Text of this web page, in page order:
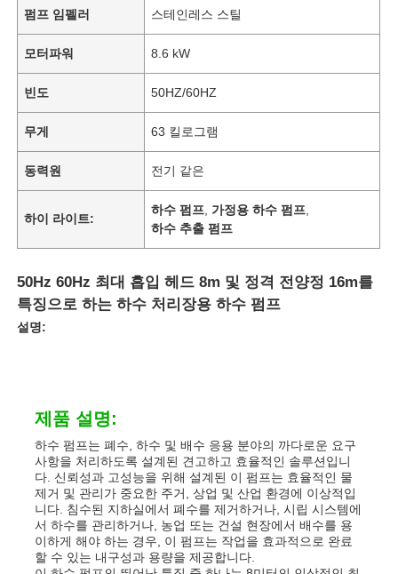
펌프 임펠러 스테인레스 스틸
모터파워 8.6 kW
빈도 50HZ/60HZ
무게 63 킬로그램
동력원 전기 같은
하이 라이트:
하수 펌프 가정용 하수 펌프
하수 추출 펌프
50Hz 60Hz 최대 흡입 헤드 8m 및 정격 전양정 16m를
특징으로 하는 하수 처리장용 하수 펌프
설명:
제품 설명:
하수 펌프는 폐수, 하수 및 배수 응용 분야의 까다로운 요구
사항을 처리하도록 설계된 견고하고 효율적인 솔루션입니
다. 신뢰성과 고성능을 위해 설계된 이 펌프는 효율적인 물
제거 및 관리가 중요한 주거, 상업 및 산업 환경에 이상적입
니다. 침수된 지하실에서 폐수를 제거하거나, 시립 시스템에
서 하수를 관리하거나, 농업 또는 건설 현장에서 배수를 용
이하게 해야 하는 경우, 이 펌프는 작업을 효과적으로 완료
할 수 있는 내구성과 용량을 제공합니다.